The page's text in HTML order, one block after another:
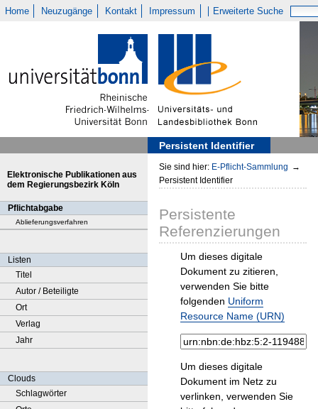
Home Neuzugänge Kontakt Impressum Erweiterte Suche
Persistent Identifier
Elektronische Publikationen aus
dem Regierungsbezirk Köln
Pflichtabgabe
Ablieferungsverfahren
Listen
Titel
Autor / Beteiligte
Ort
Verlag
Jahr
Clouds
Schlagwörter
Sie sind hier: E-Pflicht-Sammlung →
Persistent Identifier
Persistente
Referenzierungen
Um dieses digitale
Dokument zu zitieren,
verwenden Sie bitte
folgenden Uniform
Resource Name (URN)
Um dieses digitale
Dokument im Netz zu
verlinken, verwenden Sie